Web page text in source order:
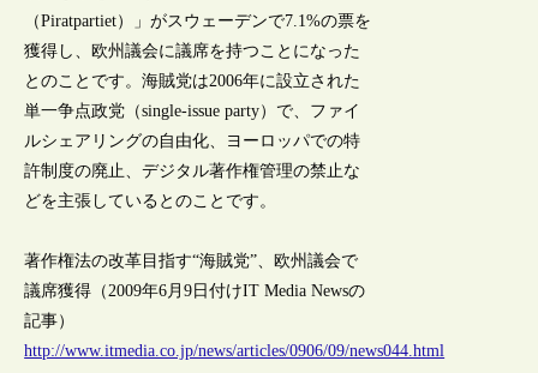
（Piratpartiet）」がスウェーデンで7.1%の票を
獲得し、欧州議会に議席を持つことになった
とのことです。海賊党は2006年に設立された
単一争点政党（single-issue party）で、ファイ
ルシェアリングの自由化、ヨーロッパでの特
許制度の廃止、デジタル著作権管理の禁止な
どを主張しているとのことです。
著作権法の改革目指す“海賊党”、欧州議会で
議席獲得（2009年6月9日付けIT Media Newsの
記事）
http://www.itmedia.co.jp/news/articles/0906/09/news044.html